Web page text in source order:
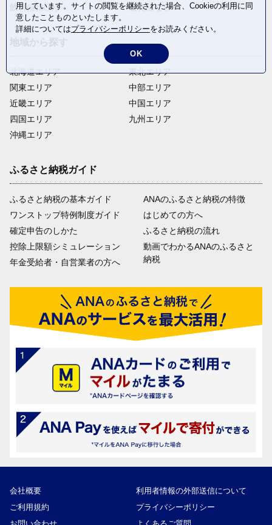
飲料(酒以外)
返礼品なし
北海道エリア
関東エリア
近畿エリア
四国エリア
沖縄エリア
東北エリア
中部エリア
中国エリア
九州エリア
ふるさと納税ガイド
ふるさと納税の基本ガイド
ワンストップ特例制度ガイド
確定申告のしかた
控除上限額シミュレーション
年金受給者・自営業者の方へ
ANAのふるさと納税の特徴
はじめての方へ
ふるさと納税の流れ
動画でわかるANAのふるさと
納税
会社概要
利用者情報の外部送信について
ご利用規約
プライバシーポリシー
用しています。サイトの閲覧を継続された場合、Cookieの利用に同
意したことものといたします。
詳細についてはプライバシーポリシーをお読みください。
OK